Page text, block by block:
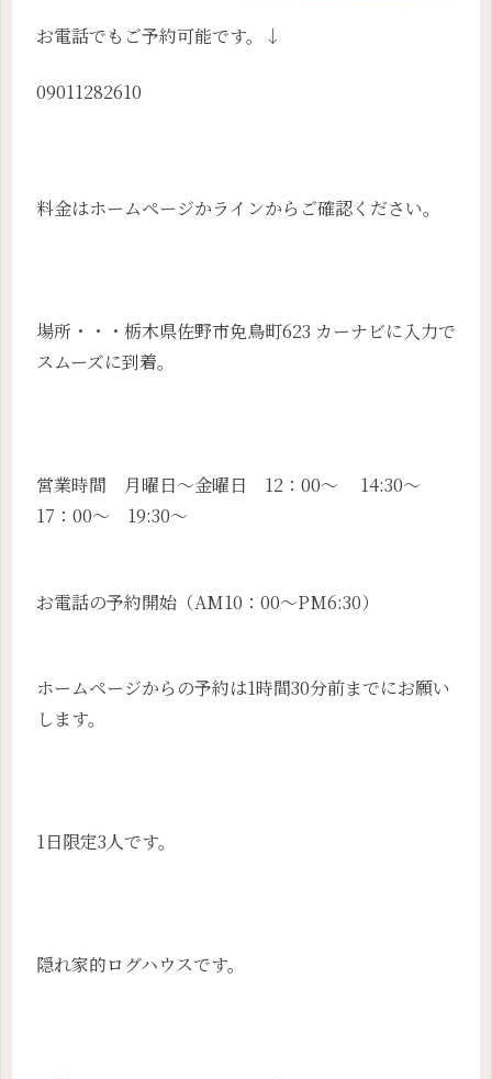
お電話でもご予約可能です。↓
09011282610
料金はホームページかラインからご確認ください。
場所・・・栃木県佐野市免鳥町623 カーナビに入力で
スムーズに到着。
営業時間 月曜日～金曜日 12：00～ 14:30～
17：00～ 19:30～
お電話の予約開始（AM10：00～PM6:30）
ホームページからの予約は1時間30分前までにお願い
します。
1日限定3人です。
隠れ家的ログハウスです。